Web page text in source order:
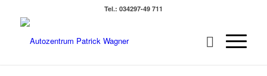
Tel.: 034297-49 711